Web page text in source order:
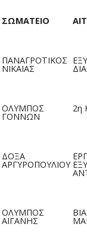
ΣΩΜΑΤΕΙΟ
ΠΑΝΑΓΡΟΤΙΚΟΣ
ΝΙΚΑΙΑΣ
ΟΛΥΜΠΟΣ
ΓΟΝΝΩΝ
2η
ΔΟΞΑ
ΑΡΓΥΡΟΠΟΥΛΙΟΥ
ΟΛΥΜΠΟΣ
ΑΙΓΑΝΗΣ